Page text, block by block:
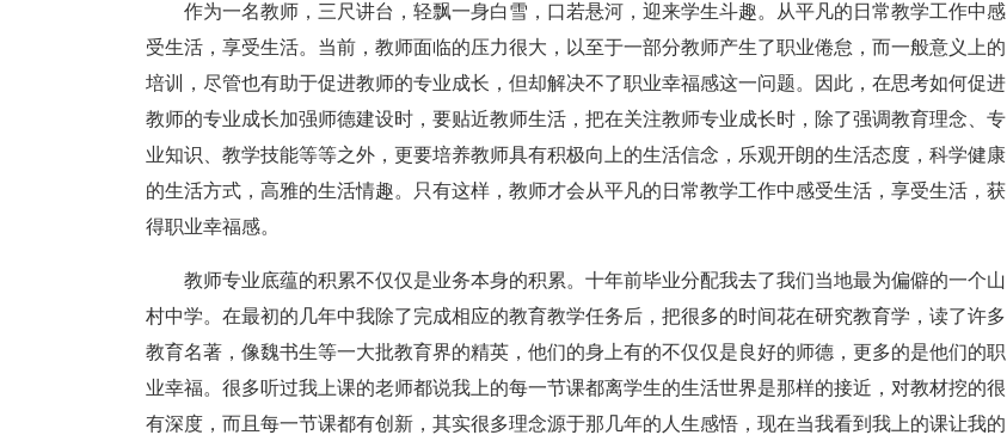
作为一名教师，三尺讲台，轻飘一身白雪，口若悬河，迎来学生斗趣。从平凡的日常教学工作中感
受生活，享受生活。当前，教师面临的压力很大，以至于一部分教师产生了职业倦怠，而一般意义上的
培训，尽管也有助于促进教师的专业成长，但却解决不了职业幸福感这一问题。因此，在思考如何促进
教师的专业成长加强师德建设时，要贴近教师生活，把在关注教师专业成长时，除了强调教育理念、专
业知识、教学技能等等之外，更要培养教师具有积极向上的生活信念，乐观开朗的生活态度，科学健康
的生活方式，高雅的生活情趣。只有这样，教师才会从平凡的日常教学工作中感受生活，享受生活，获
得职业幸福感。
教师专业底蕴的积累不仅仅是业务本身的积累。十年前毕业分配我去了我们当地最为偏僻的一个山
村中学。在最初的几年中我除了完成相应的教育教学任务后，把很多的时间花在研究教育学，读了许多
教育名著，像魏书生等一大批教育界的精英，他们的身上有的不仅仅是良好的师德，更多的是他们的职
业幸福。很多听过我上课的老师都说我上的每一节课都离学生的生活世界是那样的接近，对教材挖的很
有深度，而且每一节课都有创新，其实很多理念源于那几年的人生感悟，现在当我看到我上的课让我的